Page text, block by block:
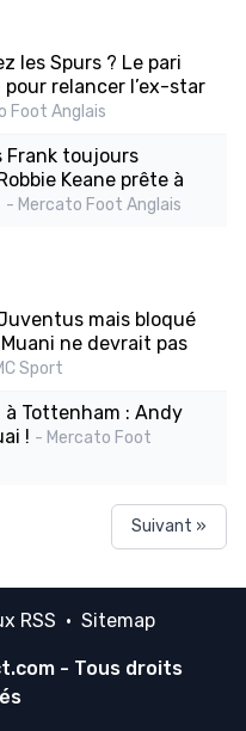
les Spurs ? Le pari
pour relancer l’ex-star
Foot Anglais
Frank toujours
Keane prête à
- Mercato Foot Anglais
mais bloqué
ne devrait pas
Sport
Tottenham : Andy
! - Mercato Foot
Suivant »
RSS · Sitemap
- Tous droits